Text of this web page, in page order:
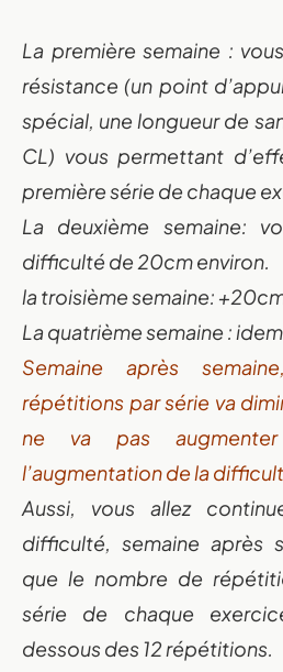
La première semaine :
résistance (un point
spécial, une longueur de
CL) vous permettant
première série de chaque
La deuxième semaine:
difficulté de 20cm environ.
la troisième semaine:
La quatrième semaine :
Semaine après
répétitions par série va
ne va pas
l’augmentation de la
Aussi, vous allez
difficulté, semaine après
que le nombre de
série de chaque
dessous des 12 répétitions.